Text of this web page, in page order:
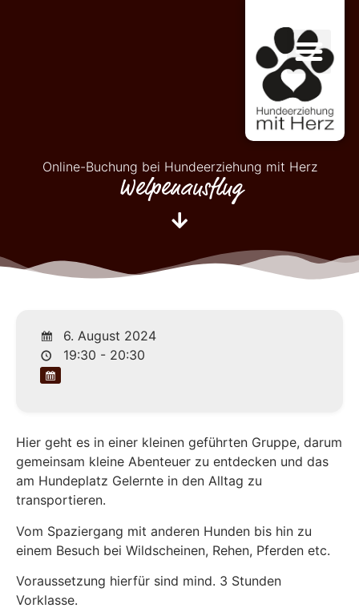
Online-Buchung bei Hundeerziehung mit Herz
Welpenausflug
6. August 2024
19:30 - 20:30
Hier geht es in einer kleinen geführten Gruppe, darum
gemeinsam kleine Abenteuer zu entdecken und das
am Hundeplatz Gelernte in den Alltag zu
transportieren.
Vom Spaziergang mit anderen Hunden bis hin zu
einem Besuch bei Wildscheinen, Rehen, Pferden etc.
Voraussetzung hierfür sind mind. 3 Stunden
Vorklasse.